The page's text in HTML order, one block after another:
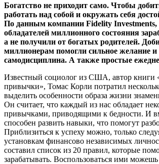
Богатство не приходит само. Чтобы
работать над собой и окружать себя
По данным компании Fidelity Investments,
обладателей миллионного состояния
а не получили от богатых родителей.
миллионерам помогли сильное желание и
самодисциплина. А также простые
Известный социолог из США, автор книги
привычки», Томас Корли потратил
выделить особенности образа жизни
Он считает, что каждый из нас обладает
привычками, приводящими к бедности. И
способен развить навыки, что помогут
Приблизиться к успеху можно, только
установкам финансово независимых
составил список из 20 правил, которые
зарабатывать. Воспользоваться ими